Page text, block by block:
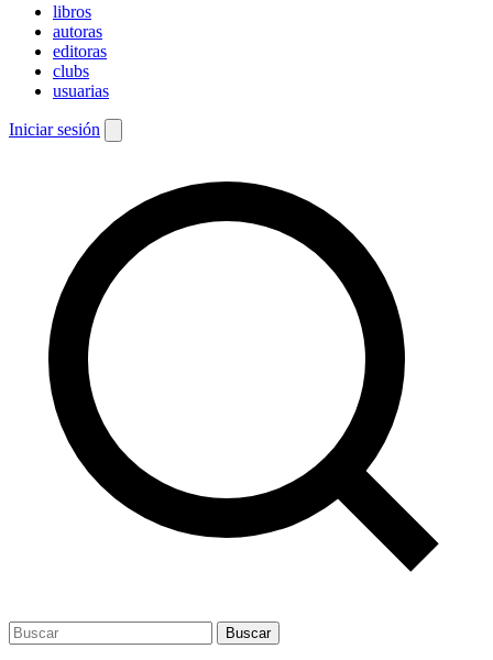
libros
autoras
editoras
clubs
usuarias
Iniciar sesión
Buscar